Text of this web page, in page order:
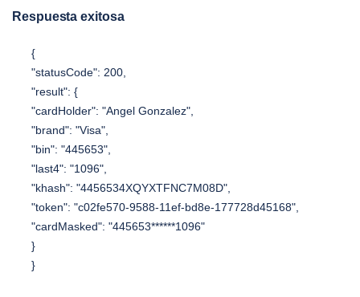
Respuesta exitosa
{
"statusCode": 200,
"result": {
"cardHolder": "Angel Gonzalez",
"brand": "Visa",
"bin": "445653",
"last4": "1096",
"khash": "4456534XQYXTFNC7M08D",
"token": "c02fe570-9588-11ef-bd8e-177728d45168",
"cardMasked": "445653******1096"
}
}